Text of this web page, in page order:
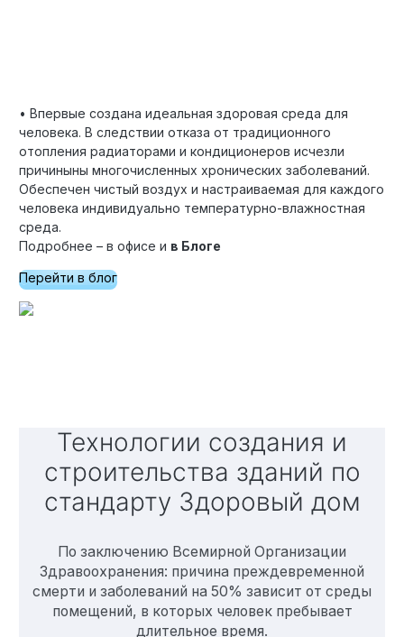
• Впервые создана идеальная здоровая среда для
человека. В следствии отказа от традиционного
отопления радиаторами и кондиционеров исчезли
причиныны многочисленных хронических заболеваний.
Обеспечен чистый воздух и настраиваемая для каждого
человека индивидуально температурно-влажностная
среда.
Подробнее – в офисе и в Блоге
Перейти в блог
Технологии создания и
строительства зданий по
стандарту Здоровый дом
По заключению Всемирной Организации
Здравоохранения: причина преждевременной
смерти и заболеваний на 50% зависит от среды
помещений, в которых человек пребывает
длительное время.